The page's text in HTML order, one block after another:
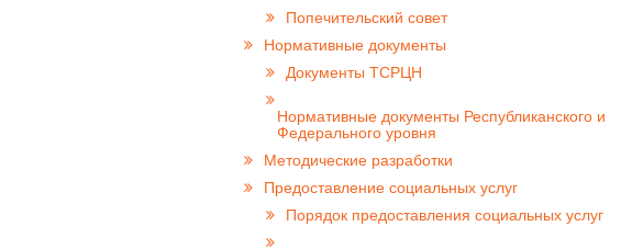
Попечительский совет
Нормативные документы
Документы ТСРЦН
Нормативные документы Республиканского и
Федерального уровня
Методические разработки
Предоставление социальных услуг
Порядок предоставления социальных услуг